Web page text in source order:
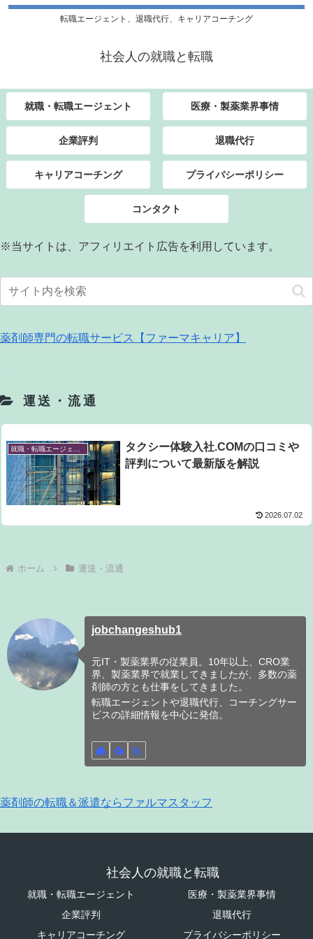
転職エージェント、退職代行、キャリアコーチング
社会人の就職と転職
就職・転職エージェント 医療・製薬業界事情
企業評判 退職代行
キャリアコーチング プライバシーポリシー
コンタクト
※当サイトは、アフィリエイト広告を利用しています。
薬剤師専門の転職サービス【ファーマキャリア】
運送・流通
タクシー体験入社.COMの口コミや
評判について最新版を解説
2026.07.02
ホーム 運送・流通
jobchangeshub1
元IT・製薬業界の従業員。10年以上、CRO業
界、製薬業界で就業してきましたが、多数の薬
剤師の方とも仕事をしてきました。
転職エージェントや退職代行、コーチングサー
ビスの詳細情報を中心に発信。
薬剤師の転職＆派遣ならファルマスタッフ
社会人の就職と転職
就職・転職エージェント
医療・製薬業界事情
企業評判
退職代行
キャリアコーチング
プライバシーポリシー